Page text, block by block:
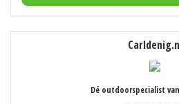
Dé outdoorspecialist